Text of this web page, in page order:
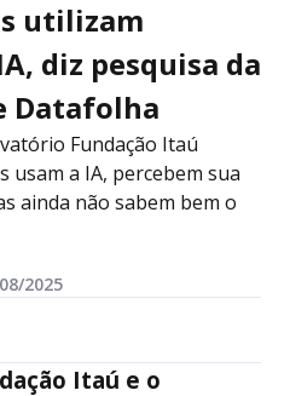
utilizam
diz pesquisa da
Datafolha
Fundação Itaú
a IA, percebem sua
ainda não sabem bem o
2025
Itaú e o